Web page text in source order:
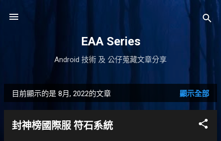
EAA Series
Android 技術 及 公仔蒐藏文章分享
發
表
文
目前顯示的是 8月, 2022的文章 顯示全部
封神榜國際服 符石系統